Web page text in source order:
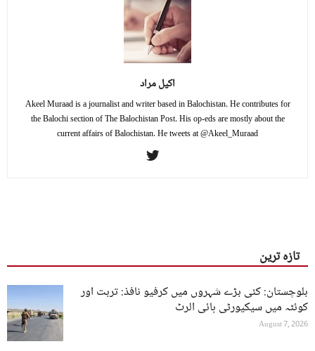
اکیل مراد
Akeel Muraad is a journalist and writer based in Balochistan. He contributes for
the Balochi section of The Balochistan Post. His op-eds are mostly about the
current affairs of Balochistan. He tweets at @Akeel_Muraad
تازہ ترین
بلوچستان: کئی بڑے شہروں میں کرفیو نافذ: تربت اور
کوئٹہ میں سیکیورٹی ہائی الرٹ
August 7, 2026